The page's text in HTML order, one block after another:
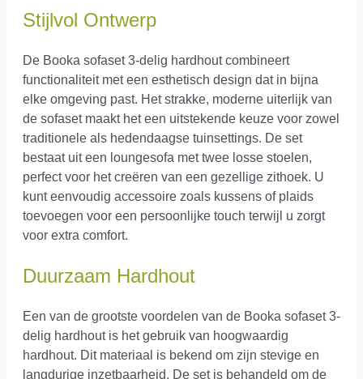
Stijlvol Ontwerp
De Booka sofaset 3-delig hardhout combineert
functionaliteit met een esthetisch design dat in bijna
elke omgeving past. Het strakke, moderne uiterlijk van
de sofaset maakt het een uitstekende keuze voor zowel
traditionele als hedendaagse tuinsettings. De set
bestaat uit een loungesofa met twee losse stoelen,
perfect voor het creëren van een gezellige zithoek. U
kunt eenvoudig accessoire zoals kussens of plaids
toevoegen voor een persoonlijke touch terwijl u zorgt
voor extra comfort.
Duurzaam Hardhout
Een van de grootste voordelen van de Booka sofaset 3-
delig hardhout is het gebruik van hoogwaardig
hardhout. Dit materiaal is bekend om zijn stevige en
langdurige inzetbaarheid. De set is behandeld om de